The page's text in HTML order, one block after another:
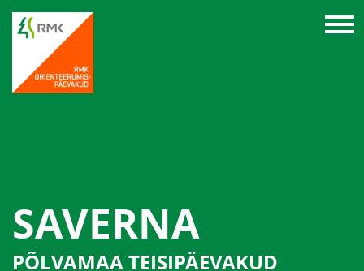
SAVERNA
PÕLVAMAA TEISIPÄEVAKUD